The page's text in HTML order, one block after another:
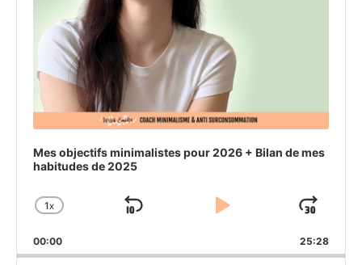
Mes objectifs minimalistes pour 2026 + Bilan de mes
habitudes de 2025
CHANGE
RATE
1X
SKIP
PLAY
PAUSE
00:00 25:28